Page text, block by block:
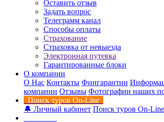
Оставить отзыв
Задать вопрос
Телеграмм канал
Способы оплаты
Страхование
Страховка от невыезда
Электронная путевка
Гарантированные блоки
О компании
О Нас Контакты Фингарантии
компании Отзывы Фотографии наших
Поиск туров On-Line
🔔 Личный кабинет Поиск туров On-